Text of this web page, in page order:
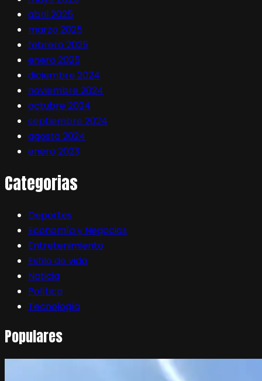
abril 2025
marzo 2025
febrero 2025
enero 2025
diciembre 2024
noviembre 2024
octubre 2024
septiembre 2024
agosto 2024
enero 2023
Categorias
Deportes
Economía y Negocios
Entretenimiento
Estilo de vida
Noticia
Política
Tecnología
Populares